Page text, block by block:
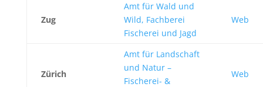
Zug
Amt für Wald und
Wild, Fachberei
Fischerei und Jagd
Web
Zürich
Amt für Landschaft
und Natur –
Fischerei- &
Web